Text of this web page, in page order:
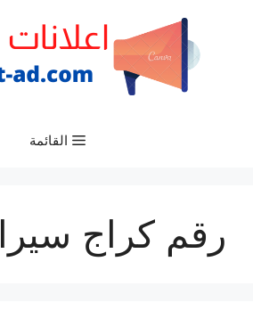
القائمة
رقم كراج سيرا